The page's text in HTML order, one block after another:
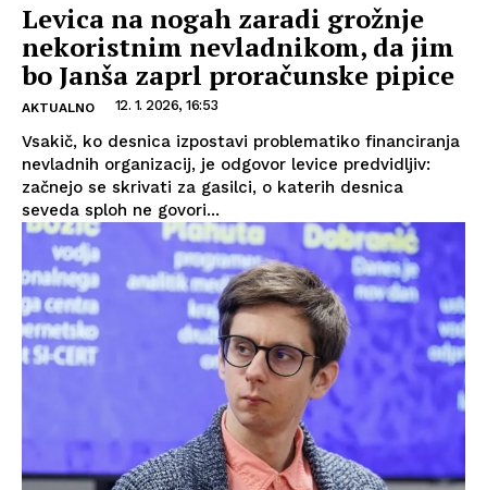
Levica na nogah zaradi grožnje
nekoristnim nevladnikom, da jim
bo Janša zaprl proračunske pipice
AKTUALNO 12. 1. 2026, 16:53
Vsakič, ko desnica izpostavi problematiko financiranja
nevladnih organizacij, je odgovor levice predvidljiv:
začnejo se skrivati za gasilci, o katerih desnica
seveda sploh ne govori...